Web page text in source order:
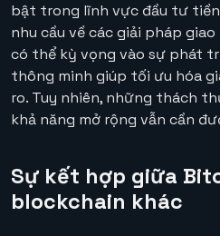
bật trong lĩnh vực đầu tư
nhu cầu về các giải pháp
có thể kỳ vọng vào sự phát
thông minh giúp tối ưu hóa
ro. Tuy nhiên, những thách
khả năng mở rộng vẫn cần
Sự kết hợp giữa
blockchain khác